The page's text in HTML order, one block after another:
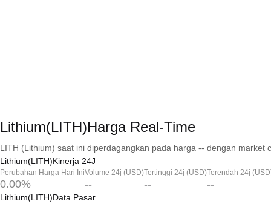
Lithium(LITH)Harga Real-Time
LITH (Lithium) saat ini diperdagangkan pada harga -- dengan market
Lithium(LITH)Kinerja 24J
Perubahan Harga Hari Ini
0.00%
Volume 24j (USD)
--
Tertinggi 24j (USD)
--
Terendah 24j
--
Lithium(LITH)Data Pasar